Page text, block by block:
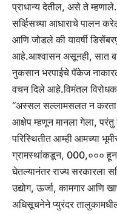
प्राधान्य देतील, असे ते
सर्व्हिसच्या आधाराचे
आणि जोडले की यावर्षी
आहे.आश्वासन असूनही, सात
नुकसान भरपाईचे पॅकेज
वचन दिले आहे.विमंतल
“अस्सल सल्लामसलत न करता
आक्षेप म्हणून मानला गेला,
परिस्थितीत आम्ही आमच्या
ग्रामस्थांकडून, 000,०००
घेतल्यानंतर राज्य सरकारला
उद्योग, ऊर्जा, कामगार आणि
अधिसूचनेने प्युरंदर